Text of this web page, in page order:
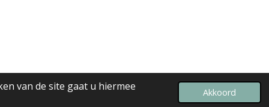
van de site gaat u hiermee Akkoord
Powered byJouwWeb